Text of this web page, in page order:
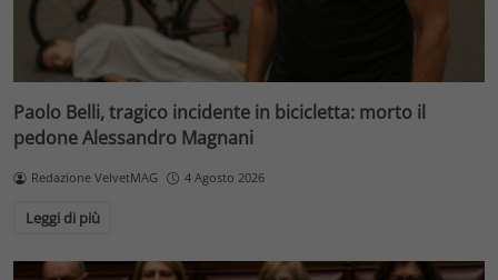
Paolo Belli, tragico incidente in bicicletta: morto il
pedone Alessandro Magnani
Redazione VelvetMAG 4 Agosto 2026
Leggi di più